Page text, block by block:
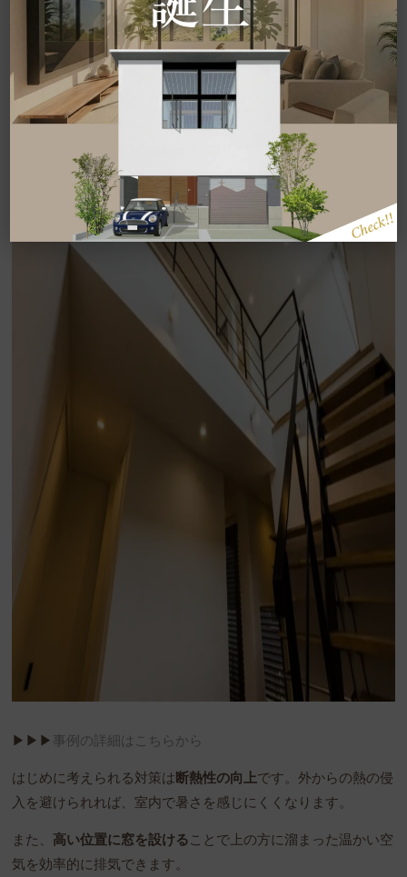
対策：暖熱性UP・排熱窓・シーリングファンなど
▶︎▶︎▶︎ 事例の詳細はこちらから
はじめに考えられる対策は断熱性の向上です。外からの熱の侵
入を避けられれば、室内で暑さを感じにくくなります。
また、 高い位置に窓を設ける ことで上の方に溜まった温かい空
気を効率的に排気できます。